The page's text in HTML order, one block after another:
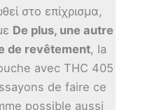
στο επίχρισμα,
De plus, une autre
de revêtement, la
avec THC 405
de faire ce
possible aussi